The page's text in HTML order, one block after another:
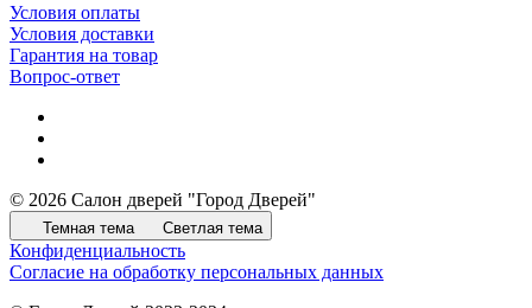
Условия оплаты
Условия доставки
Гарантия на товар
Вопрос-ответ
© 2026 Салон дверей "Город Дверей"
Темная тема Светлая тема
Конфиденциальность
Согласие на обработку персональных данных